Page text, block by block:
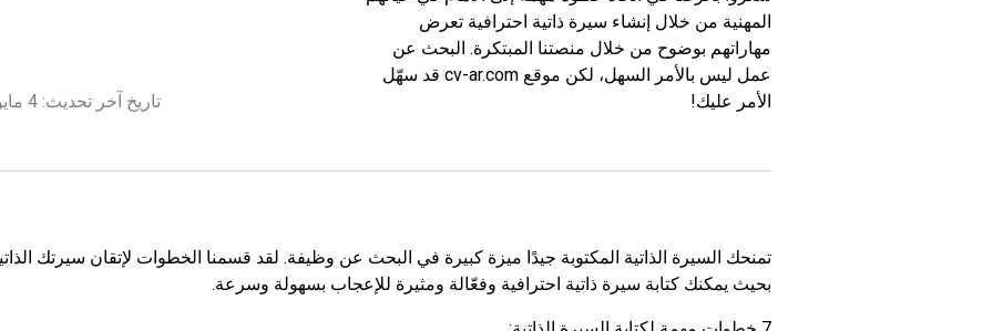
المهنية من خلال إنشاء سيرة ذاتية احترافية تعرض
مهاراتهم بوضوح من خلال منصتنا المبتكرة. البحث عن
عمل ليس بالأمر السهل، لكن موقع cv-ar.com قد سهّل
الأمر عليك!
تاريخ آخر تحديث: 4 مايو 2022
تمنحك السيرة الذاتية المكتوبة جيدًا ميزة كبيرة في البحث عن وظيفة. لقد قسمنا الخطوات لإتقان سيرتك
بحيث يمكنك كتابة سيرة ذاتية احترافية وفعّالة ومثيرة للإعجاب بسهولة وسرعة.